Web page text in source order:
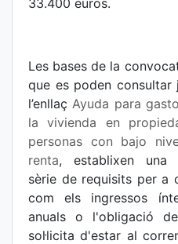
33.400 euros.
Les bases de la
que es poden consultar
l’enllaçAyuda para
la vivienda en
personas con bajo
renta, establixen una
sèrie de requisits per a
com els ingressos
anuals o l'obligació
sol·licita d'estar al